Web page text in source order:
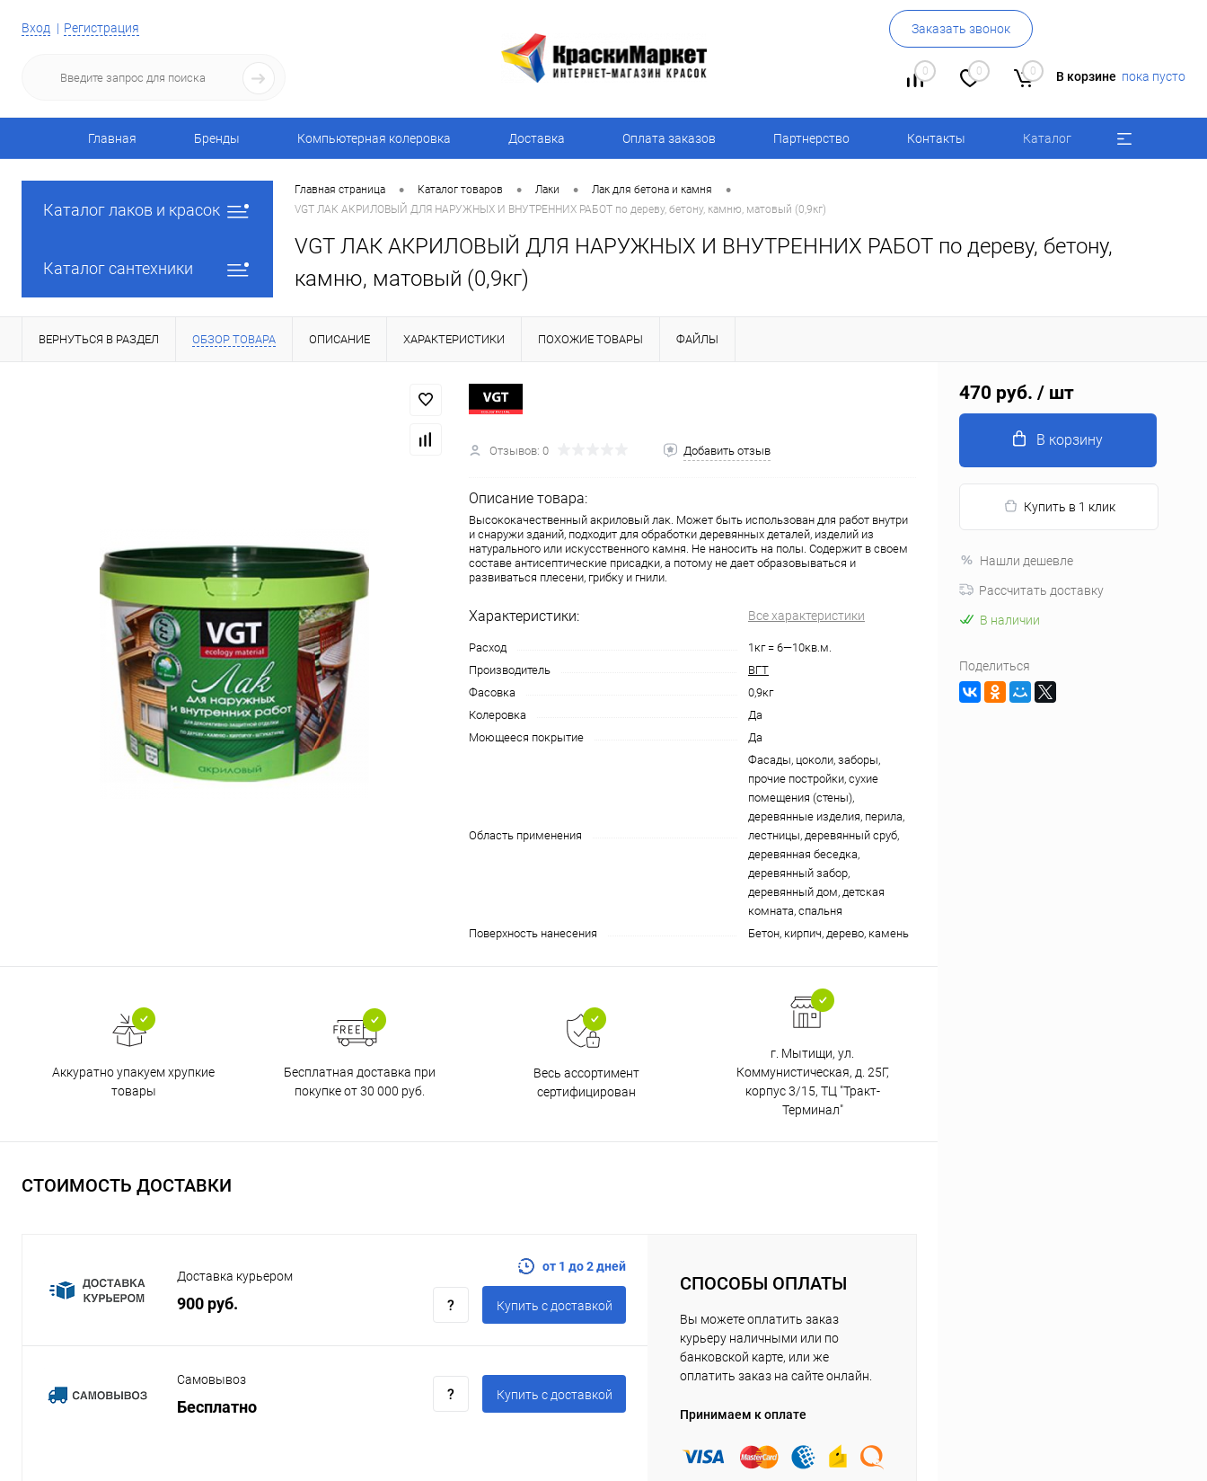
Вход Регистрация Заказать звонок
0 0 0 В корзине пока пусто
Главная Бренды Компьютерная колеровка Доставка Оплата заказов Партнерство Контакты Каталог
Каталог лаков и красок
Каталог сантехники
Главная страница • Каталог товаров • Лаки • Лак для бетона и камня •
VGT ЛАК АКРИЛОВЫЙ ДЛЯ НАРУЖНЫХ И ВНУТРЕННИХ РАБОТ по дереву, бетону, камню, матовый (0,9кг)
VGT ЛАК АКРИЛОВЫЙ ДЛЯ НАРУЖНЫХ И ВНУТРЕННИХ РАБОТ по дереву, бетону,
камню, матовый (0,9кг)
ВЕРНУТЬСЯ В РАЗДЕЛ ОБЗОР ТОВАРА ОПИСАНИЕ ХАРАКТЕРИСТИКИ ПОХОЖИЕ ТОВАРЫ ФАЙЛЫ
Отзывов: 0 Добавить отзыв
Описание товара:
Высококачественный акриловый лак. Может быть использован для работ внутри
и снаружи зданий, подходит для обработки деревянных деталей, изделий из
натурального или искусственного камня. Не наносить на полы. Содержит в своем
составе антисептические присадки, а потому не дает образовываться и
развиваться плесени, грибку и гнили.
Характеристики: Все характеристики
Расход
1кг = 6—10кв.м.
Производитель
ВГТ
Фасовка
0,9кг
Колеровка
Да
Моющееся покрытие
Да
Область применения
Фасады, цоколи, заборы,
прочие постройки, сухие
помещения (стены),
деревянные изделия, перила,
лестницы, деревянный сруб,
деревянная беседка,
деревянный забор,
деревянный дом, детская
комната, спальня
Поверхность нанесения
Бетон, кирпич, дерево, камень
Аккуратно упакуем хрупкие
товары
Бесплатная доставка при
покупке от 30 000 руб.
Весь ассортимент
сертифицирован
г. Мытищи, ул.
Коммунистическая, д. 25Г,
корпус 3/15, ТЦ "Тракт-
Терминал"
СТОИМОСТЬ ДОСТАВКИ
Доставка курьером
900 руб.
от 1 до 2 дней
Купить c доставкой
Самовывоз
Бесплатно
Купить c доставкой
СПОСОБЫ ОПЛАТЫ
Вы можете оплатить заказ
курьеру наличными или по
банковской карте, или же
оплатить заказ на сайте онлайн.
Принимаем к оплате
470 руб. / шт
В корзину
Купить в 1 клик
Нашли дешевле
Рассчитать доставку
В наличии
Поделиться